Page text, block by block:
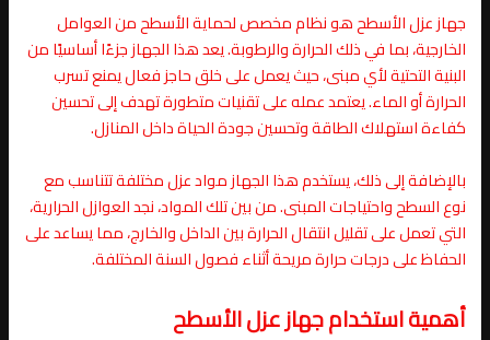
جهاز عزل الأسطح هو نظام مخصص لحماية الأسطح من العوامل
الخارجية، بما في ذلك الحرارة والرطوبة. يعد هذا الجهاز جزءًا أساسيًا من
البنية التحتية لأي مبنى، حيث يعمل على خلق حاجز فعال يمنع تسرب
الحرارة أو الماء. يعتمد عمله على تقنيات متطورة تهدف إلى تحسين
كفاءة استهلاك الطاقة وتحسين جودة الحياة داخل المنازل.
بالإضافة إلى ذلك، يستخدم هذا الجهاز مواد عزل مختلفة تتناسب مع
نوع السطح واحتياجات المبنى. من بين تلك المواد، نجد العوازل الحرارية،
التي تعمل على تقليل انتقال الحرارة بين الداخل والخارج، مما يساعد على
الحفاظ على درجات حرارة مريحة أثناء فصول السنة المختلفة.
أهمية استخدام جهاز عزل الأسطح